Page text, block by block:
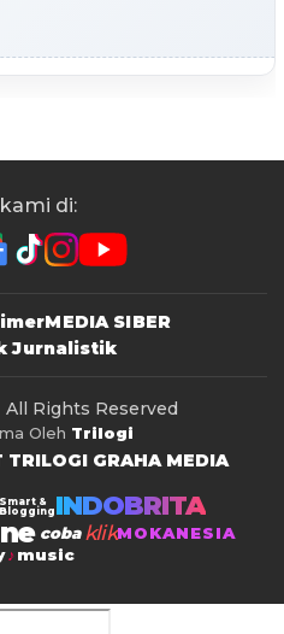
kami di:
MEDIA SIBER
Jurnalistik
Rights Reserved
Oleh Trilogi
TRILOGI GRAHA MEDIA
Smart &
Blogging INDOBRITA
coba klikMOKANESIA
music